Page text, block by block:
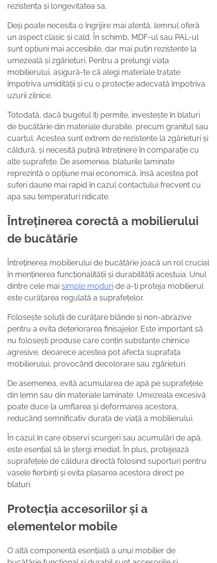
rezistența și longevitatea sa.
Deși poate necesita o îngrijire mai atentă, lemnul oferă
un aspect clasic și cald. În schimb, MDF-ul sau PAL-ul
sunt opțiuni mai accesibile, dar mai puțin rezistente la
umezeală și zgârieturi. Pentru a prelungi viața
mobilierului, asigură-te că alegi materiale tratate
împotriva umidității și cu o protecție adecvată împotriva
uzurii zilnice.
Totodată, dacă bugetul îți permite, investește în blaturi
de bucătărie din materiale durabile, precum granitul sau
cuarțul. Acestea sunt extrem de rezistente la zgârieturi și
căldură, și necesită puțină întreținere în comparație cu
alte suprafețe. De asemenea, blaturile laminate
reprezintă o opțiune mai economică, însă acestea pot
suferi daune mai rapid în cazul contactului frecvent cu
apa sau temperaturi ridicate.
Întreținerea corectă a mobilierului
de bucătărie
Întreținerea mobilierului de bucătărie joacă un rol crucial
în menținerea funcționalității și durabilității acestuia. Unul
dintre cele mai simple moduri de a-ți proteja mobilierul
este curățarea regulată a suprafețelor.
Folosește soluții de curățare blânde și non-abrazive
pentru a evita deteriorarea finisajelor. Este important să
nu folosești produse care conțin substanțe chimice
agresive, deoarece acestea pot afecta suprafața
mobilierului, provocând decolorare sau zgârieturi.
De asemenea, evită acumularea de apă pe suprafețele
din lemn sau din materiale laminate. Umezeala excesivă
poate duce la umflarea și deformarea acestora,
reducând semnificativ durata de viață a mobilierului.
În cazul în care observi scurgeri sau acumulări de apă,
este esențial să le ștergi imediat. În plus, protejează
suprafețele de căldura directă folosind suporturi pentru
vasele fierbinți și evita plasarea acestora direct pe
blaturi.
Protecția accesoriilor și a
elementelor mobile
O altă componentă esențială a unui mobilier de